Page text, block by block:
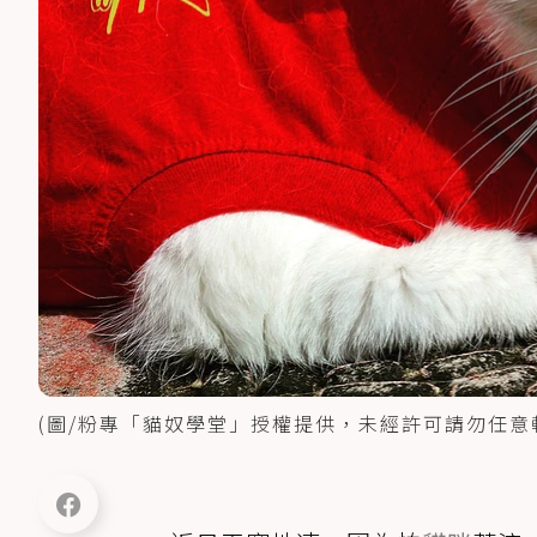
(圖/粉專「貓奴學堂」授權提供，未經許可請勿任